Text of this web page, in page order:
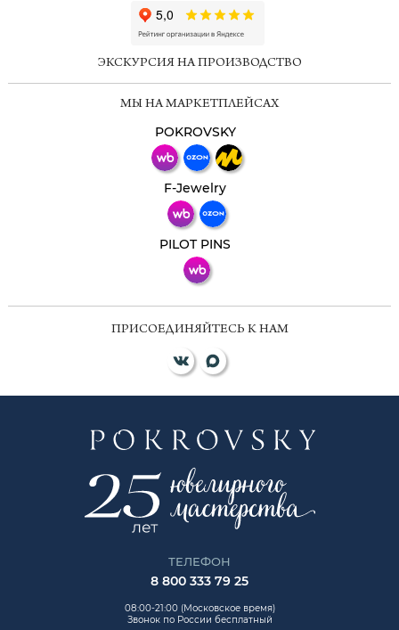
ЭКСКУРСИЯ НА ПРОИЗВОДСТВО
МЫ НА МАРКЕТПЛЕЙСАХ
POKROVSKY
F-Jewelry
PILOT PINS
ПРИСОЕДИНЯЙТЕСЬ К НАМ
ТЕЛЕФОН
8 800 333 79 25
08:00-21:00 (Московское время)
Звонок по России бесплатный